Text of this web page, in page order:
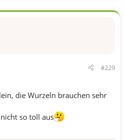
#229
die Wurzeln brauchen sehr
so toll aus